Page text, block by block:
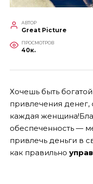
АВТОР
Great Picture
ПРОСМОТРОВ
40к.
Хочешь быть
привлечения денег,
каждая
обеспеченность —
привлечь деньги в
как правильно